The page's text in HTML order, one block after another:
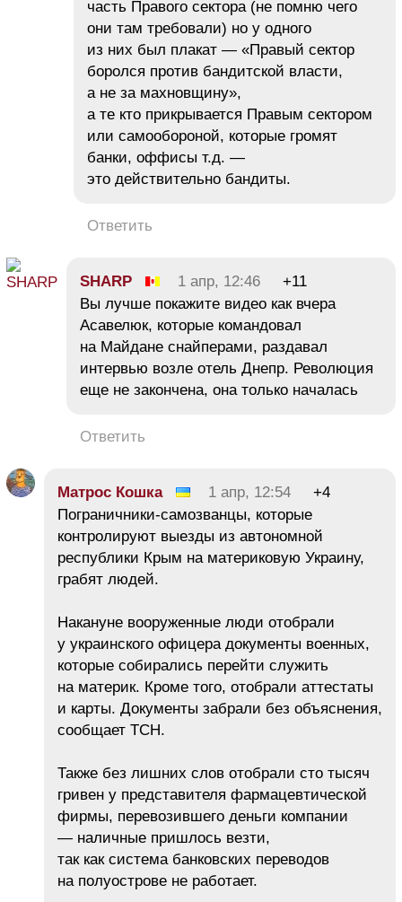
часть Правого сектора (не помню чего
они там требовали) но у одного
из них был плакат — «Правый сектор
боролся против бандитской власти,
а не за махновщину»,
а те кто прикрывается Правым сектором
или самообороной, которые громят
банки, оффисы т.д. —
это действительно бандиты.
Ответить
SHARP 1 апр, 12:46
+11
Вы лучше покажите видео как вчера
Асавелюк, которые командовал
на Майдане снайперами, раздавал
интервью возле отель Днепр. Революция
еще не закончена, она только началась
Ответить
Матрос Кошка 1 апр, 12:54
+4
Пограничники-самозванцы, которые
контролируют выезды из автономной
республики Крым на материковую Украину,
грабят людей.
Накануне вооруженные люди отобрали
у украинского офицера документы военных,
которые собирались перейти служить
на материк. Кроме того, отобрали аттестаты
и карты. Документы забрали без объяснения,
сообщает ТСН.
Также без лишних слов отобрали сто тысяч
гривен у представителя фармацевтической
фирмы, перевозившего деньги компании
— наличные пришлось везти,
так как система банковских переводов
на полуострове не работает.